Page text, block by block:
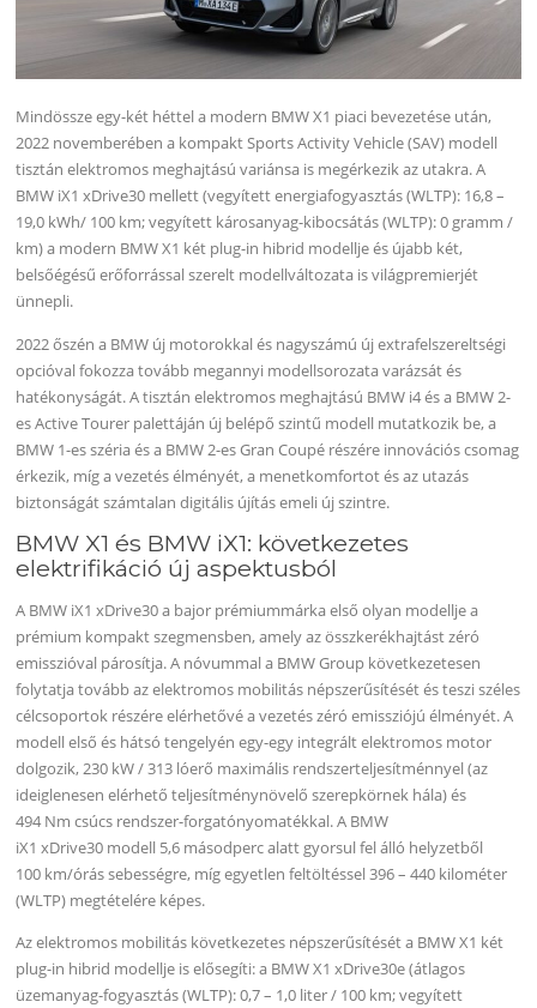
Mindössze egy-két héttel a modern BMW X1 piaci bevezetése után,
2022 novemberében a kompakt Sports Activity Vehicle (SAV) modell
tisztán elektromos meghajtású variánsa is megérkezik az utakra. A
BMW iX1 xDrive30 mellett (vegyített energiafogyasztás (WLTP): 16,8 –
19,0 kWh/ 100 km; vegyített károsanyag-kibocsátás (WLTP): 0 gramm /
km) a modern BMW X1 két plug-in hibrid modellje és újabb két,
belsőégésű erőforrással szerelt modellváltozata is világpremierjét
ünnepli.
2022 őszén a BMW új motorokkal és nagyszámú új extrafelszereltségi
opcióval fokozza tovább megannyi modellsorozata varázsát és
hatékonyságát. A tisztán elektromos meghajtású BMW i4 és a BMW 2-
es Active Tourer palettáján új belépő szintű modell mutatkozik be, a
BMW 1-es széria és a BMW 2-es Gran Coupé részére innovációs csomag
érkezik, míg a vezetés élményét, a menetkomfortot és az utazás
biztonságát számtalan digitális újítás emeli új szintre.
BMW X1 és BMW iX1: következetes
elektrifikáció új aspektusból
A BMW iX1 xDrive30 a bajor prémiummárka első olyan modellje a
prémium kompakt szegmensben, amely az összkerékhajtást zéró
emisszióval párosítja. A nóvummal a BMW Group következetesen
folytatja tovább az elektromos mobilitás népszerűsítését és teszi széles
célcsoportok részére elérhetővé a vezetés zéró emissziójú élményét. A
modell első és hátsó tengelyén egy-egy integrált elektromos motor
dolgozik, 230 kW / 313 lóerő maximális rendszerteljesítménnyel (az
ideiglenesen elérhető teljesítménynövelő szerepkörnek hála) és
494 Nm csúcs rendszer-forgatónyomatékkal. A BMW
iX1 xDrive30 modell 5,6 másodperc alatt gyorsul fel álló helyzetből
100 km/órás sebességre, míg egyetlen feltöltéssel 396 – 440 kilométer
(WLTP) megtételére képes.
Az elektromos mobilitás következetes népszerűsítését a BMW X1 két
plug-in hibrid modellje is elősegíti: a BMW X1 xDrive30e (átlagos
üzemanyag-fogyasztás (WLTP): 0,7 – 1,0 liter / 100 km; vegyített